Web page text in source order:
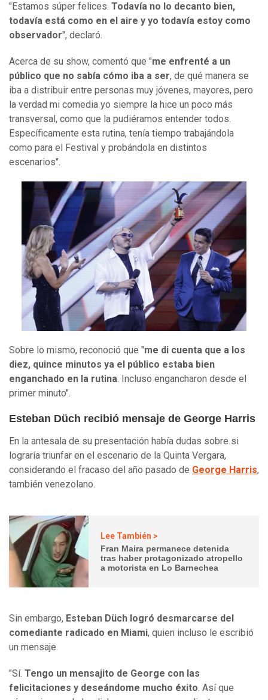
"Estamos súper felices. Todavía no lo decanto bien,
todavía está como en el aire y yo todavía estoy como
observador", declaró.
Acerca de su show, comentó que "me enfrenté a un
público que no sabía cómo iba a ser, de qué manera se
iba a distribuir entre personas muy jóvenes, mayores, pero
la verdad mi comedia yo siempre la hice un poco más
transversal, como que la pudiéramos entender todos.
Específicamente esta rutina, tenía tiempo trabajándola
como para el Festival y probándola en distintos
escenarios".
Sobre lo mismo, reconoció que "me di cuenta que a los
diez, quince minutos ya el público estaba bien
enganchado en la rutina. Incluso engancharon desde el
primer minuto".
Esteban Düch recibió mensaje de George Harris
En la antesala de su presentación había dudas sobre si
lograría triunfar en el escenario de la Quinta Vergara,
considerando el fracaso del año pasado de George Harris,
también venezolano.
Lee También >
Fran Maira permanece detenida
tras haber protagonizado atropello
a motorista en Lo Barnechea
Sin embargo, Esteban Düch logró desmarcarse del
comediante radicado en Miami, quien incluso le escribió
un mensaje.
"Sí. Tengo un mensajito de George con las
felicitaciones y deseándome mucho éxito. Así que